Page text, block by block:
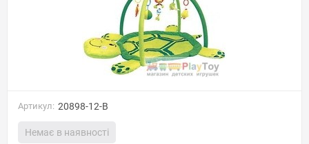
Артикул: 20898-12-B
Немає в наявності